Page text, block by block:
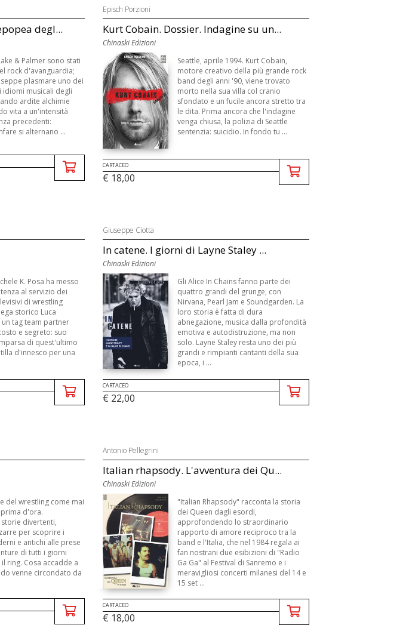
degl...
& Palmer sono stati
rock d'avanguardia;
plasmare uno dei
musicali degli
ardite alchimie
vita a un'intensità
precedenti:
si alternano ...
Episch Porzioni
Kurt Cobain. Dossier. Indagine su un...
Chinaski Edizioni
Seattle, aprile 1994. Kurt Cobain,
motore creativo della più grande rock
band degli anni '90, viene trovato
morto nella sua villa col cranio
sfondato e un fucile ancora stretto tra
le dita. Prima ancora che l'indagine
venga chiusa, la polizia di Seattle
sentenzia: suicidio. In fondo tu ...
CARTACEO
€ 18,00
K. Posa ha messo
al servizio dei
di wrestling
storico Luca
un tag team partner
e segreto: suo
di quest'ultimo
d'innesco per una
Giuseppe Ciotta
In catene. I giorni di Layne Staley ...
Chinaski Edizioni
Gli Alice In Chains fanno parte dei
quattro grandi del grunge, con
Nirvana, Pearl Jam e Soundgarden. La
loro storia è fatta di dura
abnegazione, musica dalla profondità
emotiva e autodistruzione, ma non
solo. Layne Staley resta uno dei più
grandi e rimpianti cantanti della sua
epoca, i ...
CARTACEO
€ 22,00
del wrestling come mai
d'ora.
storie divertenti,
per scoprire i
e antichi alle prese
di tutti i giorni
ring. Cosa accadde a
venne circondato da
Antonio Pellegrini
Italian rhapsody. L'avventura dei Qu...
Chinaski Edizioni
"Italian Rhapsody" racconta la storia
dei Queen dagli esordi,
approfondendo lo straordinario
rapporto di amore reciproco tra la
band e l'Italia, che nel 1984 regala ai
fan nostrani due esibizioni di "Radio
Ga Ga" al Festival di Sanremo e i
meravigliosi concerti milanesi del 14 e
15 set ...
CARTACEO
€ 18,00